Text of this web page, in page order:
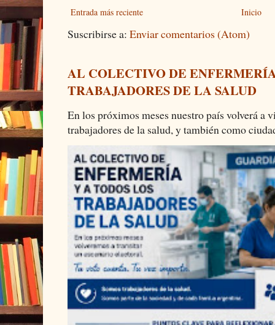
Entrada más reciente Inicio
Suscribirse a: Enviar comentarios (Atom)
AL COLECTIVO DE
TRABAJADORES DE LA SALUD
En los próximos meses nuestro país volverá a
trabajadores de la salud, y también como